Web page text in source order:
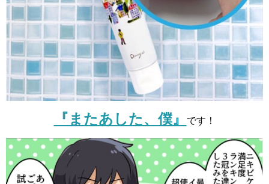
『またあした、僕』 です！